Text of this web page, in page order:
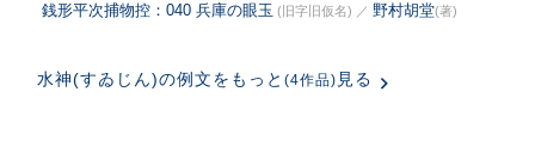
銭形平次捕物控：040 兵庫の眼玉 (旧字旧仮名) ／ 野村胡堂(著)
水神(すゐじん)の例文をもっと (4作品) 見る